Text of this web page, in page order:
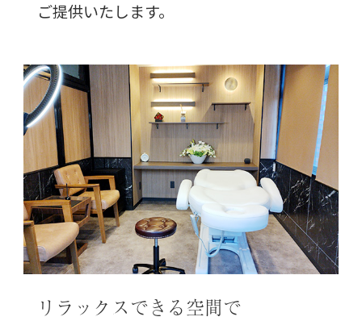
ご提供いたします。
リラックスできる空間で